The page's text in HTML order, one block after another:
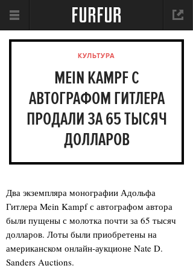
КУЛЬТУРА
MEIN KAMPF С
АВТОГРАФОМ ГИТЛЕРА
ПРОДАЛИ ЗА 65 ТЫСЯЧ
ДОЛЛАРОВ
Два экземпляра монографии Адольфа
Гитлера Mein Kampf с автографом автора
были пущены с молотка почти за 65 тысяч
долларов. Лоты были приобретены на
американском онлайн-аукционе Nate D.
Sanders Auctions.